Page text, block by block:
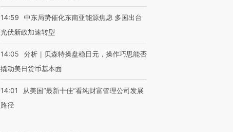
14:59
中东局势催化东南亚能源焦虑 多国出台
光伏新政加速转型
14:05
分析｜贝森特操盘稳日元，操作巧思能否
撬动美日货币基本面
14:01
从美国“最新十佳”看纯财富管理公司发展
路径